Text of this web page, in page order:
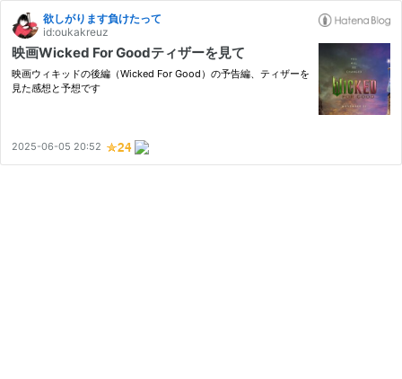
欲しがります負けたって
id:oukakreuz
映画Wicked For Goodティザーを見て
映画ウィキッドの後編（Wicked For Good）の予告編、ティザーを
見た感想と予想です
2025-06-05 20:52